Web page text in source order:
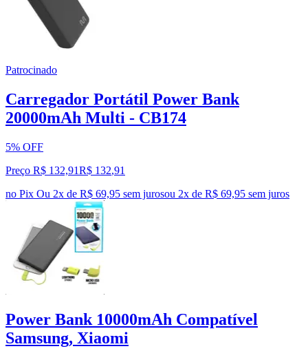
Patrocinado
Carregador Portátil Power Bank
20000mAh Multi - CB174
5% OFF
Preço R$ 132,91R$ 132,91
no Pix Ou 2x de R$ 69,95 sem jurosou 2x de R$ 69,95 sem juros
Power Bank 10000mAh Compatível
Samsung, Xiaomi